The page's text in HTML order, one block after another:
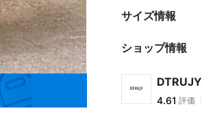
サイズ情報
ショップ情報
DTRUJY
4.61 評価